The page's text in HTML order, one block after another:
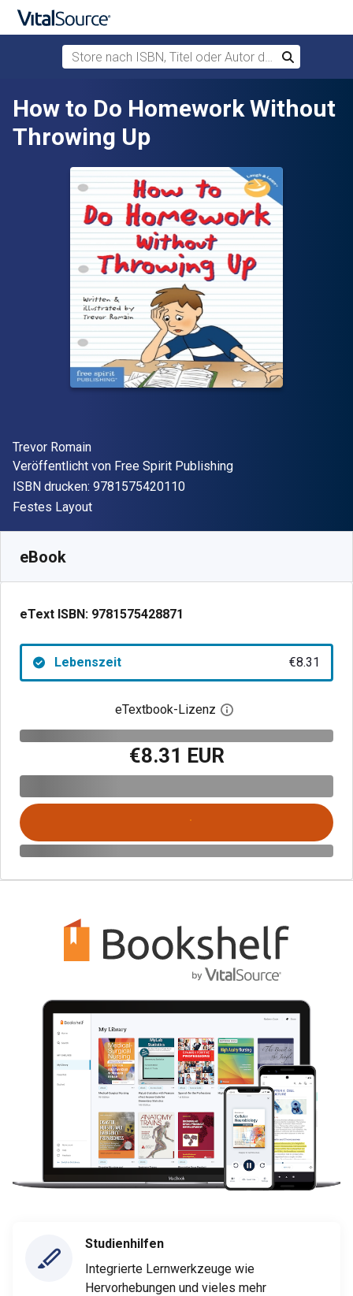
Store nach ISBN, Titel oder Autor durchsuchen
Suchen
How to Do Homework Without
Throwing Up
Autor(en)
Trevor Romain
Verleger
Veröffentlicht von Free Spirit Publishing
ISBN drucken: 9781575420110"ISBN-13 9781575420110"
Format
Festes Layout
eBook
eText ISBN: 9781575428871
Lebenszeit €8.31
eTextbook-Lizenz Digitalen
€8.31 EUR
Studienhilfen
Integrierte Lernwerkzeuge wie
Hervorhebungen und vieles mehr